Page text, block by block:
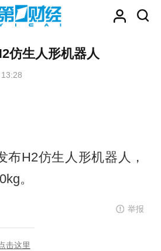
仿生人形机器人
布H2仿生人形机器人，
。
举报
击这里